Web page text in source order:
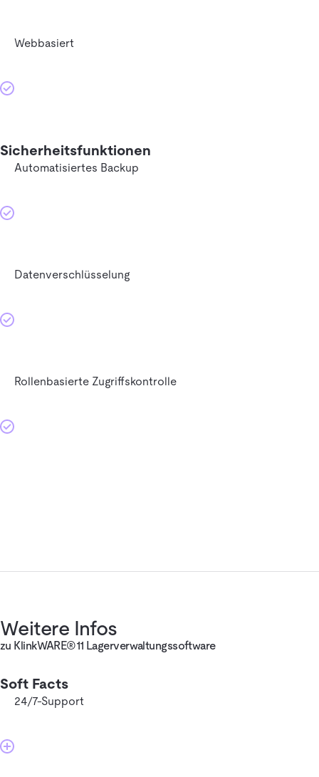
Webbasiert
Sicherheitsfunktionen
Automatisiertes Backup
Datenverschlüsselung
Rollenbasierte Zugriffskontrolle
Weitere Infos
zu KlinkWARE®11 Lagerverwaltungssoftware
Soft Facts
24/7-Support